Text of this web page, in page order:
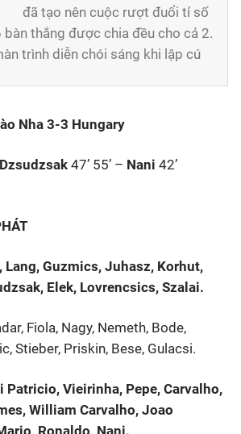
đã tạo nên cuộc rượt đuổi tỉ số
bàn thắng được chia đều cho cả 2.
trình diễn chói sáng khi lập cú
Nha 3-3 Hungary
Dzsudzsak 47’ 55’ – Nani 42’
Lang, Guzmics, Juhasz, Korhut,
Elek, Lovrencsics, Szalai.
Fiola, Nagy, Nemeth, Bode,
Stieber, Priskin, Bese, Gulacsi.
Patricio, Vieirinha, Pepe, Carvalho,
William Carvalho, Joao
Ronaldo, Nani.